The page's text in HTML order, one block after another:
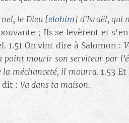
le Dieu [elohim] d'Israël, qui
; Ils se levèrent et
1.51 On vint dire à Salomon :
point mourir son serviteur par
la méchanceté, il mourra. 1.53
dit : Va dans ta maison.